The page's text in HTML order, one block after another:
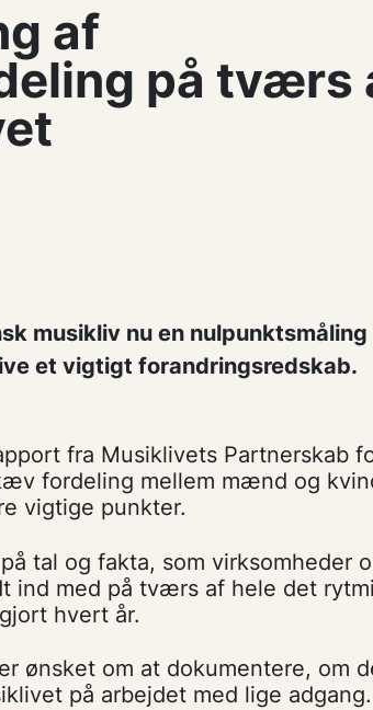
af
på tværs
musikliv nu en nulpunktsmåling
et vigtigt forandringsredskab.
fra Musiklivets Partnerskab
fordeling mellem mænd og
vigtige punkter.
tal og fakta, som virksomheder
ind med på tværs af hele det
hvert år.
ønsket om at dokumentere, om
på arbejdet med lige adgang.